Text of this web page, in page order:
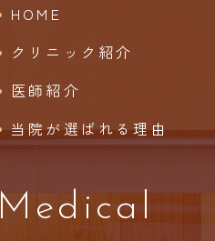
HOME
クリニック紹介
医師紹介
当院が選ばれる理由
Medical